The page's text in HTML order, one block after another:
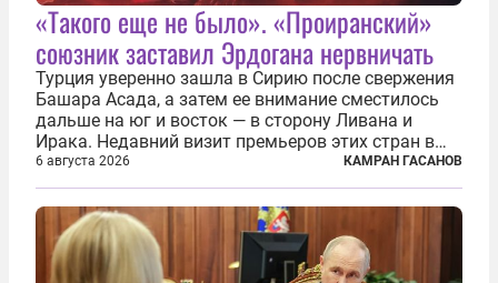
«Такого еще не было». «Проиранский»
союзник заставил Эрдогана нервничать
Турция уверенно зашла в Сирию после свержения
Башара Асада, а затем ее внимание сместилось
дальше на юг и восток — в сторону Ливана и
Ирака. Недавний визит премьеров этих стран в
Анкару, договоры об участии турецкой компании
TPAO в разработке нефти иракского Киркука и
«Дороги развития» подтверждают...
6 августа 2026 КАМРАН ГАСАНОВ